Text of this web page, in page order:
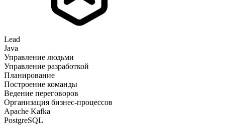
Lead
Java
Управление людьми
Управление разработкой
Планирование
Построение команды
Ведение переговоров
Организация бизнес-процессов
Apache Kafka
PostgreSQL